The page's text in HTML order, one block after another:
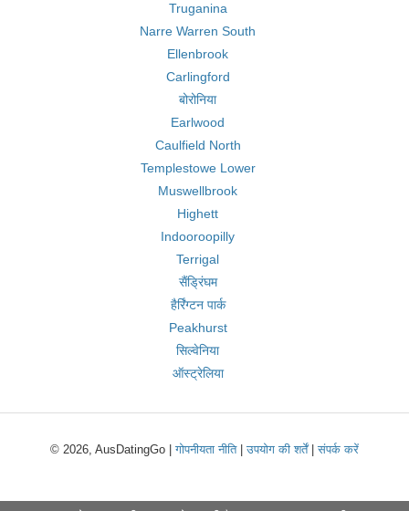
Truganina
Narre Warren South
Ellenbrook
Carlingford
बोरोनिया
Earlwood
Caulfield North
Templestowe Lower
Muswellbrook
Highett
Indooroopilly
Terrigal
सैंड्रिंघम
हैर्रिंग्टन पार्क
Peakhurst
सिल्वेनिया
ऑस्ट्रेलिया
© 2026, AusDatingGo |गोपनीयता नीति|उपयोग की शर्तें|संपर्क करें